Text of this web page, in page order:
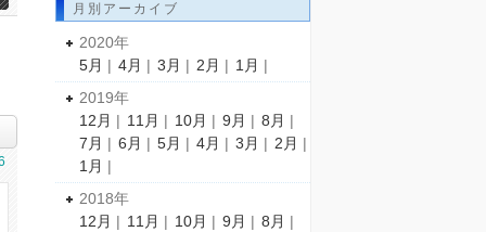
月別アーカイブ
2020年
5月 | 4月 | 3月 | 2月 | 1月 |
2019年
12月 | 11月 | 10月 | 9月 | 8月 |
7月 | 6月 | 5月 | 4月 | 3月 | 2月 |
1月 |
2018年
12月 | 11月 | 10月 | 9月 | 8月 |